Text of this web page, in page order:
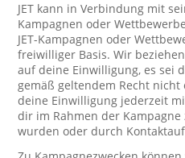
JET kann in Verbindung mit
Kampagnen oder
JET-Kampagnen oder
freiwilliger Basis. Wir
auf deine Einwilligung, es sei
gemäß geltendem Recht
deine Einwilligung jederzeit
dir im Rahmen der
wurden oder durch